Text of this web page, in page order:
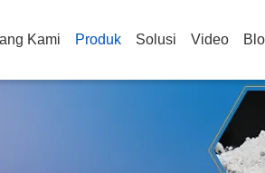
Kami Produk Solusi Video